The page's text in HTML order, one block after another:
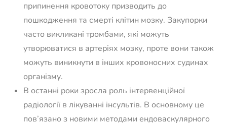
припинення кровотоку призводить до
пошкодження та смерті клітин мозку. Закупорки
часто викликані тромбами, які можуть
утворюватися в артеріях мозку, проте вони також
можуть виникнути в інших кровоносних судинах
організму.
В останні роки зросла роль інтервенційної
радіології в лікуванні інсультів. В основному це
пов’язано з новими методами ендоваскулярного